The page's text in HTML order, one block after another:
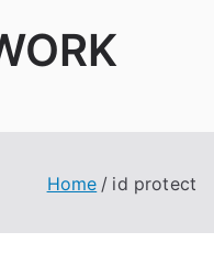
Home id protect